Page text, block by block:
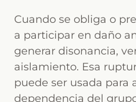
Cuando se obliga o
a participar en daño
generar disonancia,
aislamiento. Esa
puede ser usada para
dependencia del